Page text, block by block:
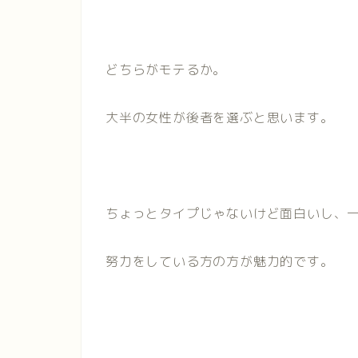
どちらがモテるか。
大半の女性が後者を選ぶと思います。
ちょっとタイプじゃないけど面白いし、
努力をしている方の方が魅力的です。